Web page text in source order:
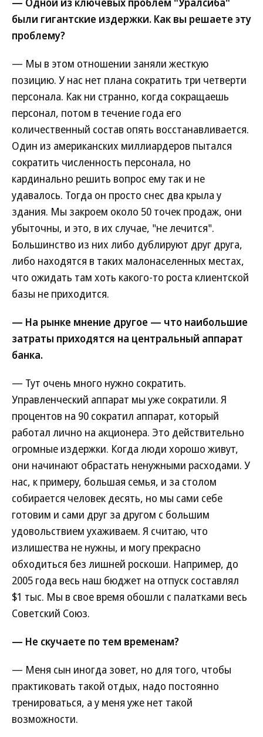
были гигантские издержки. Как вы решаете эту
проблему?
— Мы в этом отношении заняли жесткую
позицию. У нас нет плана сократить три четверти
персонала. Как ни странно, когда сокращаешь
персонал, потом в течение года его
количественный состав опять восстанавливается.
Один из американских миллиардеров пытался
сократить численность персонала, но
кардинально решить вопрос ему так и не
удавалось. Тогда он просто снес два крыла у
здания. Мы закроем около 50 точек продаж, они
убыточны, и это, в их случае, "не лечится".
Большинство из них либо дублируют друг друга,
либо находятся в таких малонаселенных местах,
что ожидать там хоть какого-то роста клиентской
базы не приходится.
— На рынке мнение другое — что наибольшие
затраты приходятся на центральный аппарат
банка.
— Тут очень много нужно сократить.
Управленческий аппарат мы уже сократили. Я
процентов на 90 сократил аппарат, который
работал лично на акционера. Это действительно
огромные издержки. Когда люди хорошо живут,
они начинают обрастать ненужными расходами. У
нас, к примеру, большая семья, и за столом
собирается человек десять, но мы сами себе
готовим и сами друг за другом с большим
удовольствием ухаживаем. Я считаю, что
излишества не нужны, и могу прекрасно
обходиться без лишней роскоши. Например, до
2005 года весь наш бюджет на отпуск составлял
$1 тыс. Мы в свое время обошли с палатками весь
Советский Союз.
— Не скучаете по тем временам?
— Меня сын иногда зовет, но для того, чтобы
практиковать такой отдых, надо постоянно
тренироваться, а у меня уже нет такой
возможности.